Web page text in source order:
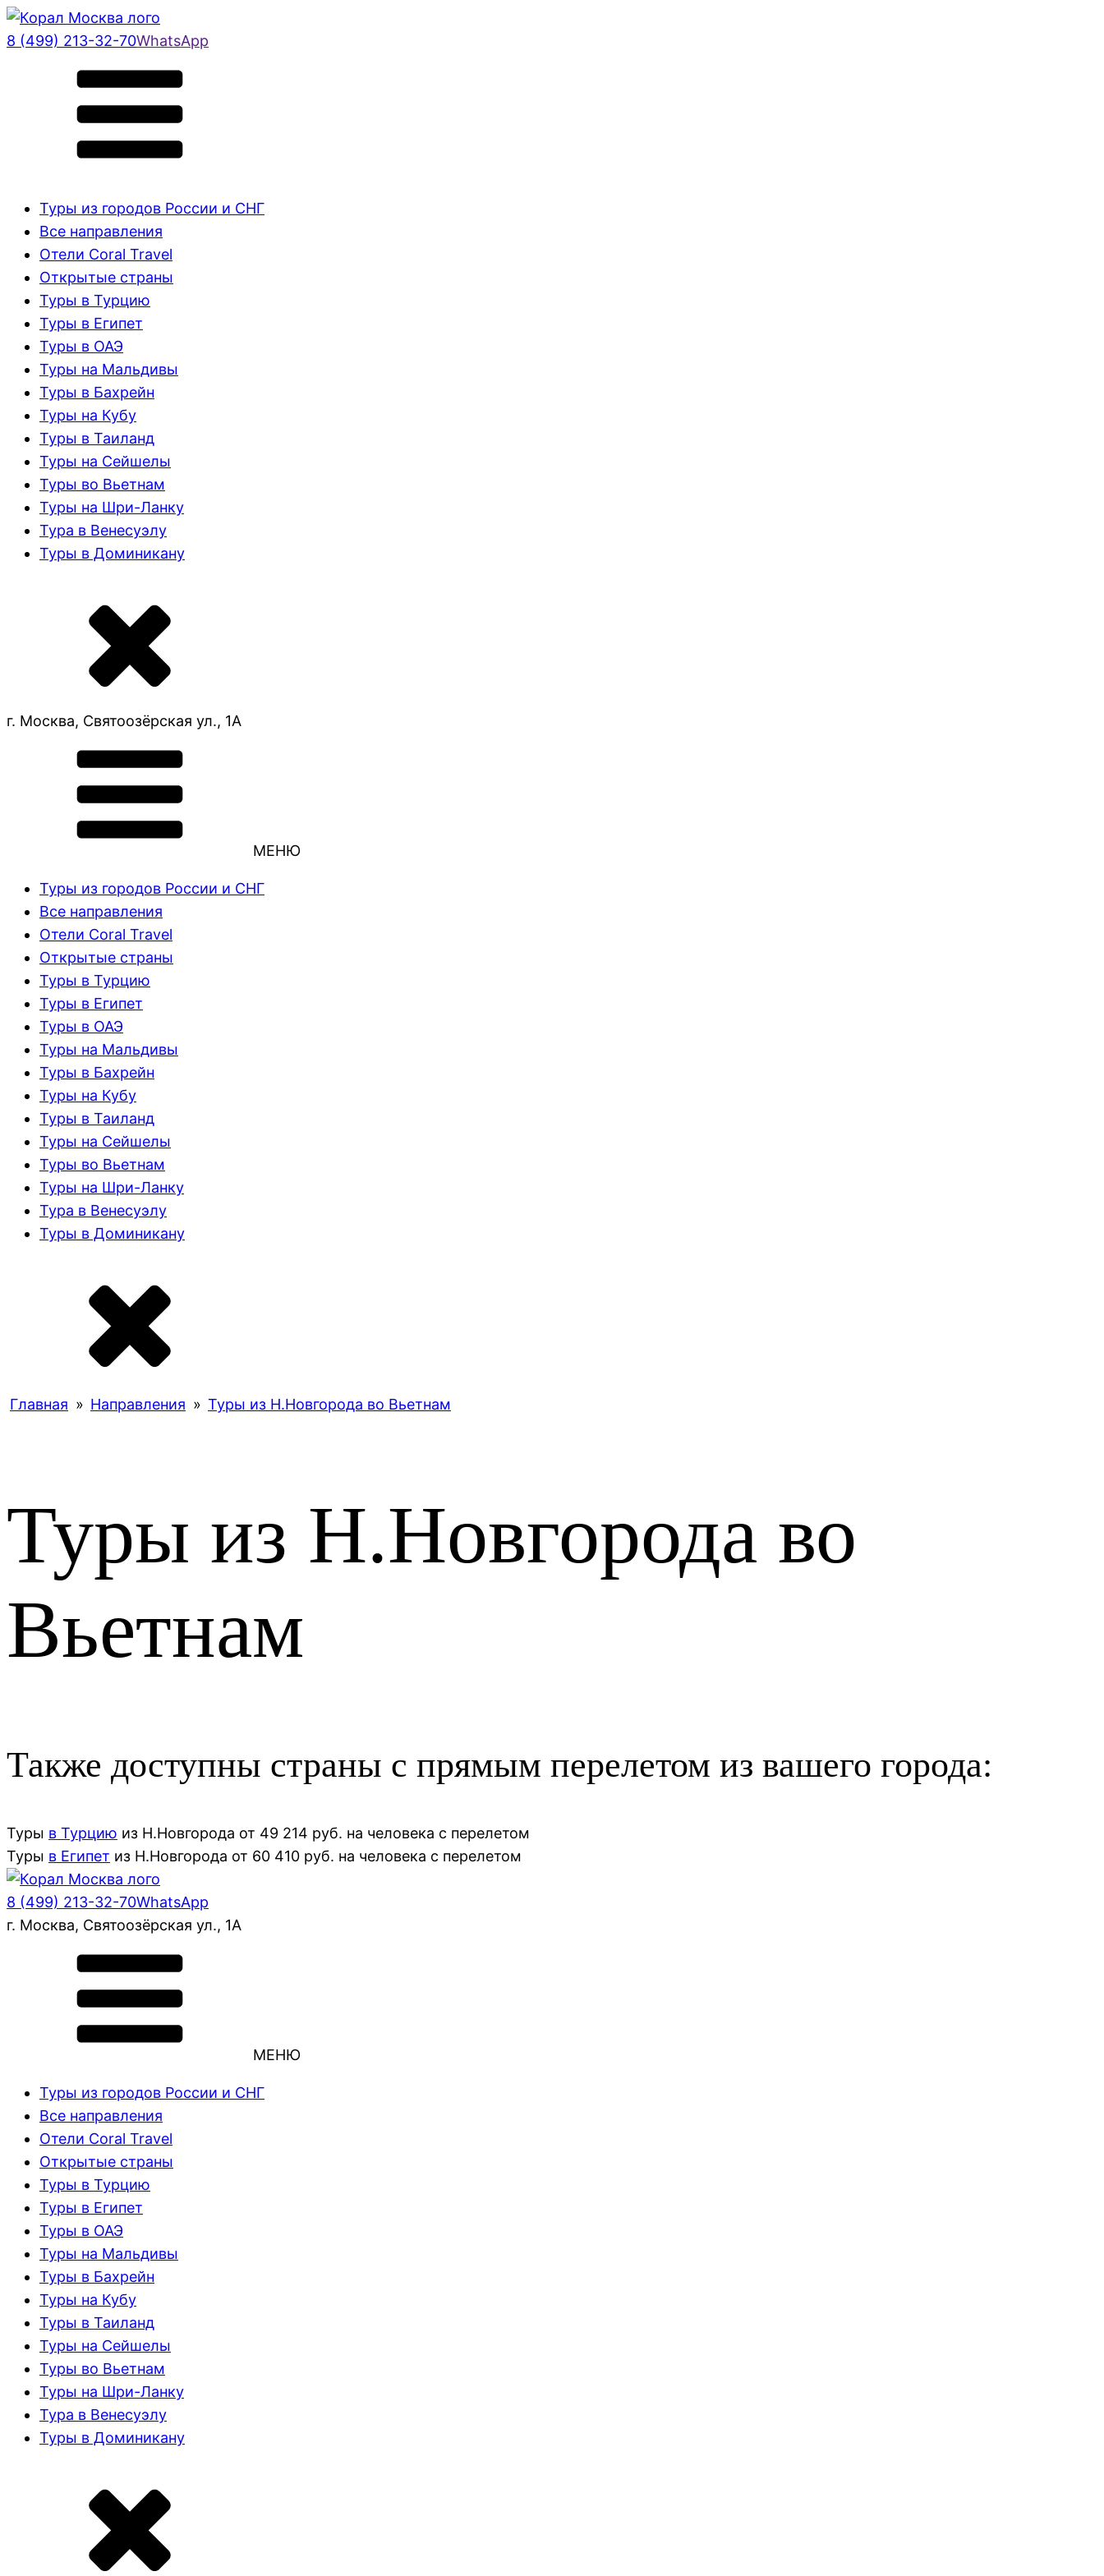
8 (499) 213-32-70WhatsApp
Туры из городов России и СНГ
Все направления
Отели Coral Travel
Открытые страны
Туры в Турцию
Туры в Египет
Туры в ОАЭ
Туры на Мальдивы
Туры в Бахрейн
Туры на Кубу
Туры в Таиланд
Туры на Сейшелы
Туры во Вьетнам
Туры на Шри-Ланку
Тура в Венесуэлу
Туры в Доминикану
г. Москва, Святоозёрская ул., 1А
МЕНЮ
Туры из городов России и СНГ
Все направления
Отели Coral Travel
Открытые страны
Туры в Турцию
Туры в Египет
Туры в ОАЭ
Туры на Мальдивы
Туры в Бахрейн
Туры на Кубу
Туры в Таиланд
Туры на Сейшелы
Туры во Вьетнам
Туры на Шри-Ланку
Тура в Венесуэлу
Туры в Доминикану
Главная » Направления » Туры из Н.Новгорода во Вьетнам
Туры из Н.Новгорода во
Вьетнам
Также доступны страны с прямым перелетом из вашего города:
Туры в Турцию из Н.Новгорода от 49 214 руб. на человека с перелетом
Туры в Египет из Н.Новгорода от 60 410 руб. на человека с перелетом
8 (499) 213-32-70WhatsApp
г. Москва, Святоозёрская ул., 1А
МЕНЮ
Туры из городов России и СНГ
Все направления
Отели Coral Travel
Открытые страны
Туры в Турцию
Туры в Египет
Туры в ОАЭ
Туры на Мальдивы
Туры в Бахрейн
Туры на Кубу
Туры в Таиланд
Туры на Сейшелы
Туры во Вьетнам
Туры на Шри-Ланку
Тура в Венесуэлу
Туры в Доминикану